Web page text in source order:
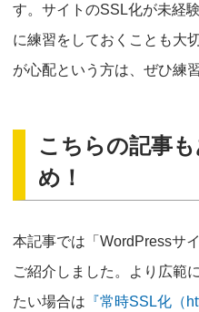
す。サイトのSSL化が未経
に練習をしておくことも大
が心配という方は、ぜひ練
こちらの記事
め！
本記事では「WordPressサ
ご紹介しました。より広範
たい場合は 『常時SSL化（